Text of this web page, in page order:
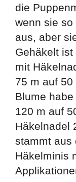
die
wenn sie
aus, aber
Gehäkelt
mit
75 m auf
Blume
120 m auf
Häkelnadel
stammt aus
Häkelminis